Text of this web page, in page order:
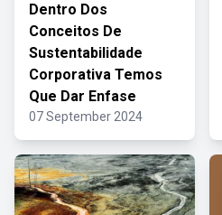
Dentro Dos
Conceitos De
Sustentabilidade
Corporativa Temos
Que Dar Enfase
07 September 2024